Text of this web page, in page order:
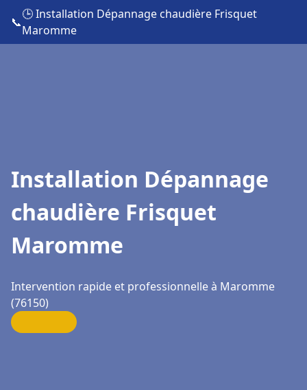
📞
🕒 Installation Dépannage chaudière Frisquet
Maromme
Installation Dépannage
chaudière Frisquet
Maromme
Intervention rapide et professionnelle à Maromme
(76150)